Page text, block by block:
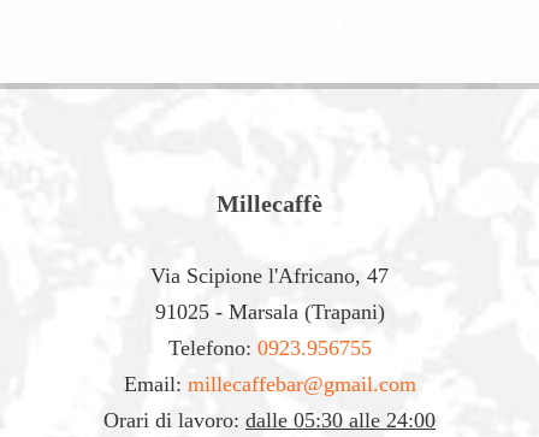
Millecaffè
Via Scipione l'Africano, 47
91025 - Marsala (Trapani)
Telefono: 0923.956755
Email: millecaffebar@gmail.com
Orari di lavoro: dalle 05:30 alle 24:00